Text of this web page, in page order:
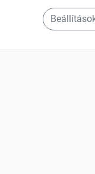
3 féle